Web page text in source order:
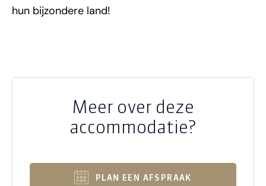
hun bijzondere land!
Meer over deze
accommodatie?
PLAN EEN AFSPRAAK